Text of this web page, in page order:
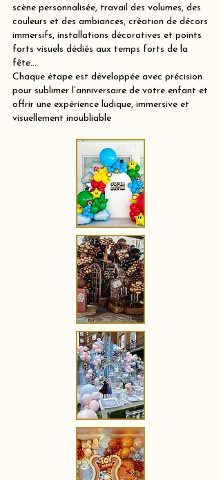
scène personnalisée, travail des volumes, des
couleurs et des ambiances, création de décors
immersifs, installations décoratives et points
forts visuels dédiés aux temps forts de la
fête…
Chaque étape est développée avec précision
pour sublimer l’anniversaire de votre enfant et
offrir une expérience ludique, immersive et
visuellement inoubliable